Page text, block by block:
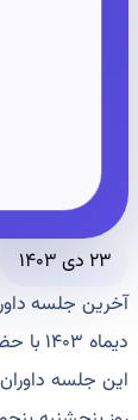
۲۳ دی ۱۴۰۳
آخرین جلسه
این جلسه